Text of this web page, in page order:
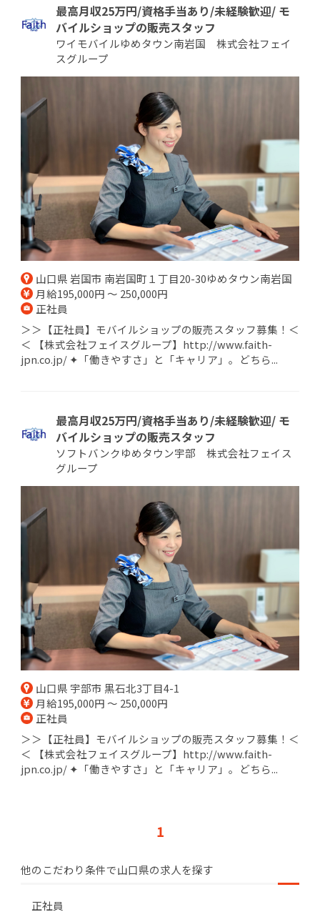
最高月収25万円/資格手当あり/未経験歓迎/ モ
バイルショップの販売スタッフ
ワイモバイルゆめタウン南岩国 株式会社フェイ
スグループ
山口県 岩国市 南岩国町１丁目20-30ゆめタウン南岩国
月給195,000円 ～ 250,000円
正社員
＞＞【正社員】モバイルショップの販売スタッフ募集！＜
＜ 【株式会社フェイスグループ】http://www.faith-
jpn.co.jp/ ✦「働きやすさ」と「キャリア」。どちら...
最高月収25万円/資格手当あり/未経験歓迎/ モ
バイルショップの販売スタッフ
ソフトバンクゆめタウン宇部 株式会社フェイス
グループ
山口県 宇部市 黒石北3丁目4-1
月給195,000円 ～ 250,000円
正社員
＞＞【正社員】モバイルショップの販売スタッフ募集！＜
＜ 【株式会社フェイスグループ】http://www.faith-
jpn.co.jp/ ✦「働きやすさ」と「キャリア」。どちら...
1
他のこだわり条件で山口県の求人を探す
正社員